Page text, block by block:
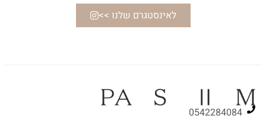
לאינסטגרם שלנו >>
0542284084